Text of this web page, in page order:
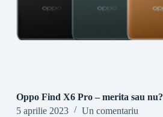
Oppo Find X6 Pro – merita sau nu?
5 aprilie 2023
Un comentariu